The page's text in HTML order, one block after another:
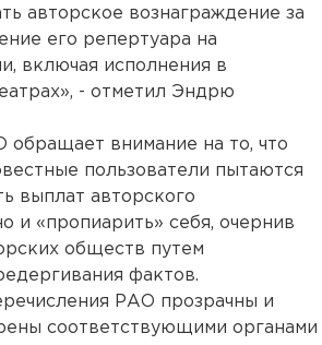
авторское вознаграждение за
его репертуара на
включая исполнения в
- отметил Эндрю
обращает внимание на то, что
пользователи пытаются
выплат авторского
и «пропиарить» себя, очернив
обществ путем
фактов.
РАО прозрачны и
соответствующими органами